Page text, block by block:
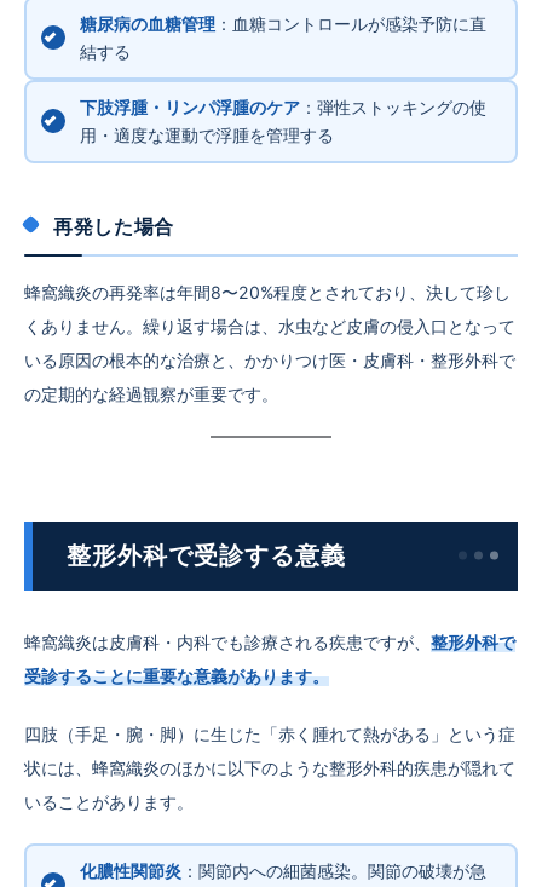
糖尿病の血糖管理：血糖コントロールが感染予防に直
結する
下肢浮腫・リンパ浮腫のケア：弾性ストッキングの使
用・適度な運動で浮腫を管理する
再発した場合
蜂窩織炎の再発率は年間8〜20%程度とされており、決して珍し
くありません。繰り返す場合は、水虫など皮膚の侵入口となって
いる原因の根本的な治療と、かかりつけ医・皮膚科・整形外科で
の定期的な経過観察が重要です。
整形外科で受診する意義
蜂窩織炎は皮膚科・内科でも診療される疾患ですが、 整形外科で
受診することに重要な意義があります。
四肢（手足・腕・脚）に生じた「赤く腫れて熱がある」という症
状には、蜂窩織炎のほかに以下のような整形外科的疾患が隠れて
いることがあります。
化膿性関節炎 ：関節内への細菌感染。関節の破壊が急